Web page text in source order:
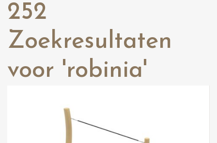
252
Zoekresultaten
voor 'robinia'